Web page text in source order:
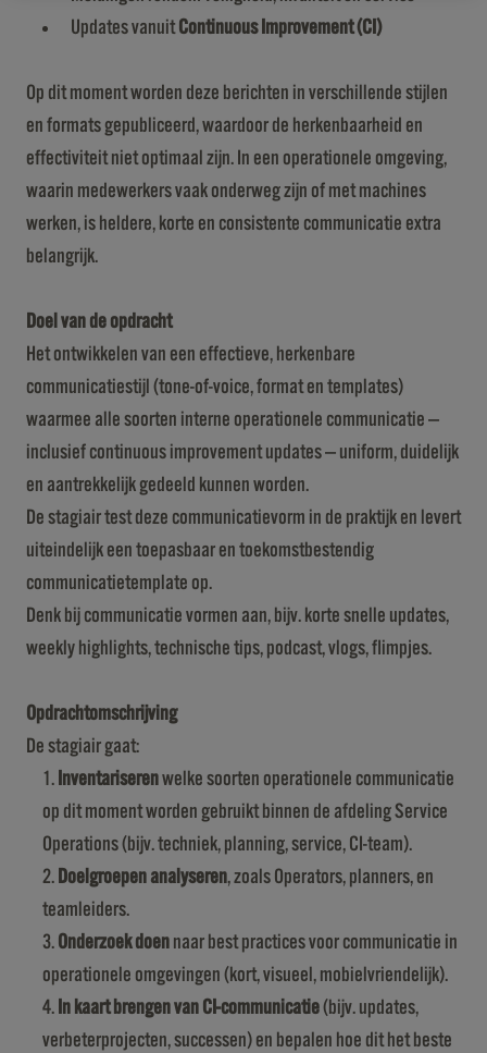
Updates vanuitContinuous Improvement (CI)
Op dit moment worden deze berichten in verschillende stijlen
en formats gepubliceerd, waardoor de herkenbaarheid en
effectiviteit niet optimaal zijn. In een operationele omgeving,
waarin medewerkers vaak onderweg zijn of met machines
werken, is heldere, korte en consistente communicatie extra
belangrijk.
Doel van de opdracht
Het ontwikkelen van een effectieve, herkenbare
communicatiestijl (tone-of-voice, format en templates)
waarmee alle soorten interne operationele communicatie —
inclusief continuous improvement updates — uniform, duidelijk
en aantrekkelijk gedeeld kunnen worden.
De stagiair test deze communicatievorm in de praktijk en levert
uiteindelijk een toepasbaar en toekomstbestendig
communicatietemplate op.
Denk bij communicatie vormen aan, bijv. korte snelle updates,
weekly highlights, technische tips, podcast, vlogs, flimpjes.
Opdrachtomschrijving
De stagiair gaat:
Inventariserenwelke soorten operationele communicatie
op dit moment worden gebruikt binnen de afdeling Service
Operations (bijv. techniek, planning, service, CI-team).
Doelgroepen analyseren, zoals Operators, planners, en
teamleiders.
Onderzoek doen naar best practices voor communicatie in
operationele omgevingen (kort, visueel, mobielvriendelijk).
In kaart brengen van CI-communicatie(bijv. updates,
verbeterprojecten, successen) en bepalen hoe dit het beste